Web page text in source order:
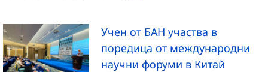
Учен от БАН участва в
поредица от международни
научни форуми в Китай